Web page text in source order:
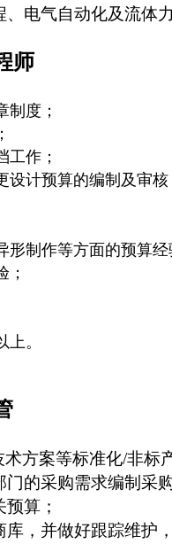
电气自动化及流体
师
制度；
工作；
计预算的编制及审核
形制作等方面的预算经
；
上。
术方案等标准化/非标
的采购需求编制采
算；
，并做好跟踪维护